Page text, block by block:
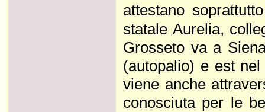
attestano
statale Aurelia,
Grosseto va a
(autopalio) e est
viene anche
conosciuta per le